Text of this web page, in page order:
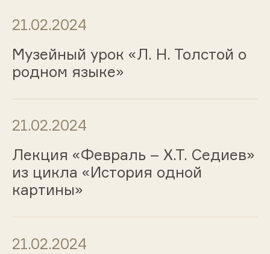
21.02.2024
Музейный урок «Л. Н. Толстой о
родном языке»
21.02.2024
Лекция «Февраль – Х.Т. Седиев»
из цикла «История одной
картины»
21.02.2024